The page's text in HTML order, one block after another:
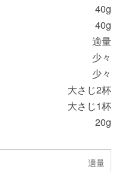
40g
40g
適量
少々
少々
大さじ2杯
大さじ1杯
20g
適量